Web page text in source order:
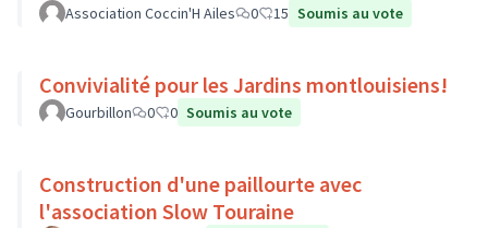
Association Coccin'H Ailes 0 15 Soumis au vote
Convivialité pour les Jardins montlouisiens!
Gourbillon 0 0 Soumis au vote
Construction d'une paillourte avec
l'association Slow Touraine